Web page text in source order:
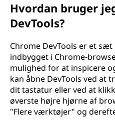
Hvordan bruger
DevTools?
Chrome DevTools er et
indbygget i Chrome-
mulighed for at inspicere
kan åbne DevTools ved at
dit tastatur eller ved at
øverste højre hjørne af
"Flere værktøjer" og